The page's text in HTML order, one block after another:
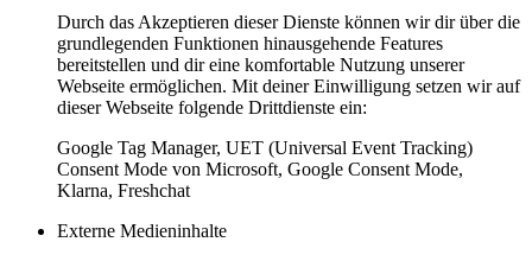
Durch das Akzeptieren dieser Dienste können wir dir über die
grundlegenden Funktionen hinausgehende Features
bereitstellen und dir eine komfortable Nutzung unserer
Webseite ermöglichen. Mit deiner Einwilligung setzen wir auf
dieser Webseite folgende Drittdienste ein:
Google Tag Manager, UET (Universal Event Tracking)
Consent Mode von Microsoft, Google Consent Mode,
Klarna, Freshchat
Externe Medieninhalte